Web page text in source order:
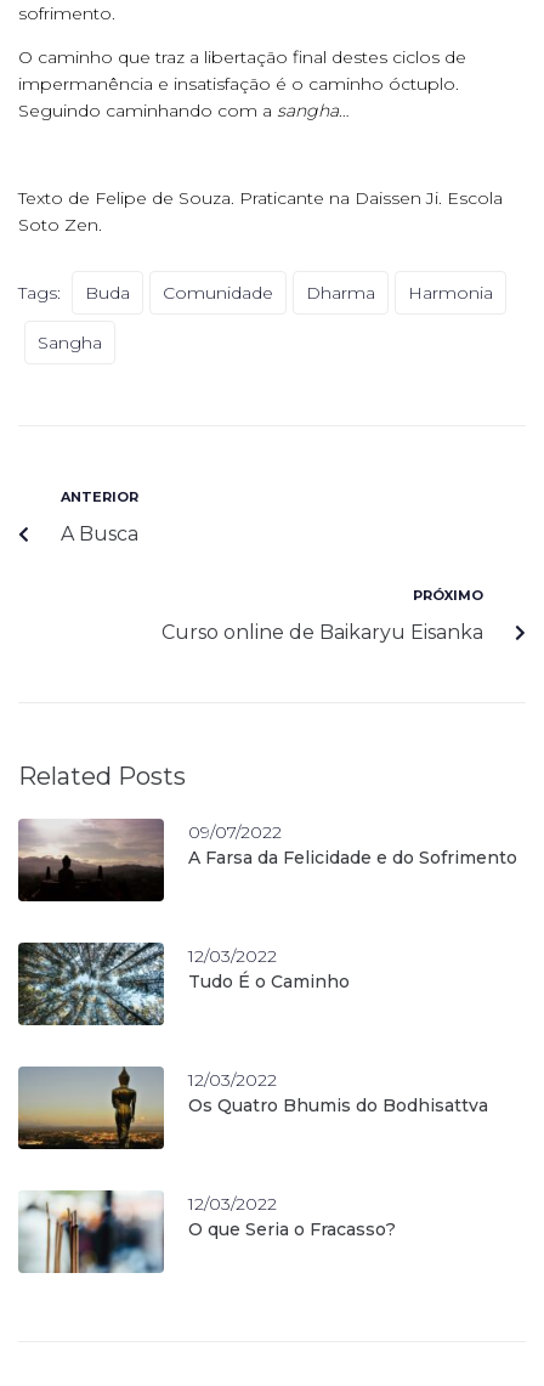
sofrimento.
O caminho que traz a libertação final destes ciclos de
impermanência e insatisfação é o caminho óctuplo.
Seguindo caminhando com a sangha…
Texto de Felipe de Souza. Praticante na Daissen Ji. Escola
Soto Zen.
Tags: Buda Comunidade Dharma Harmonia
Sangha
ANTERIOR
A Busca
PRÓXIMO
Curso online de Baikaryu Eisanka
Related Posts
09/07/2022
A Farsa da Felicidade e do Sofrimento
12/03/2022
Tudo É o Caminho
12/03/2022
Os Quatro Bhumis do Bodhisattva
12/03/2022
O que Seria o Fracasso?